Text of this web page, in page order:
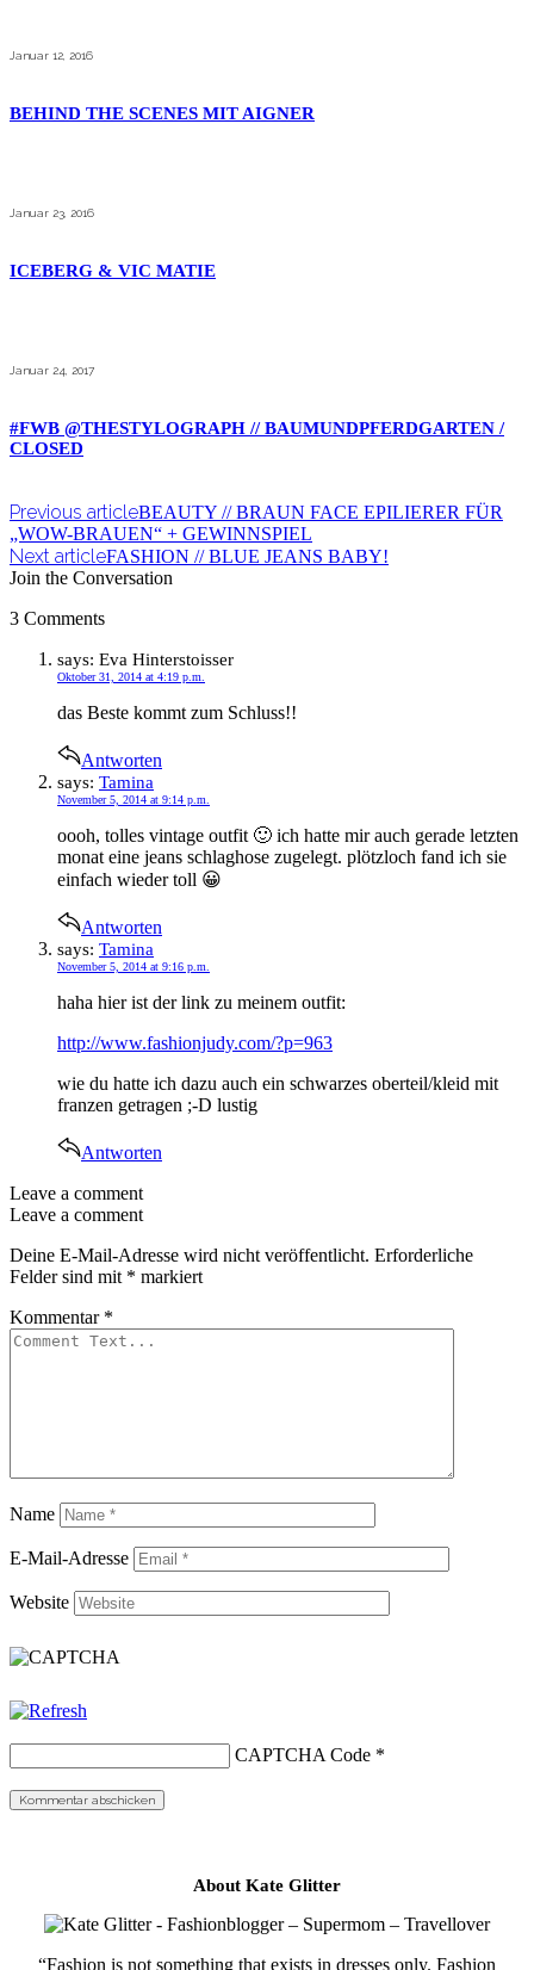
Januar 12, 2016
BEHIND THE SCENES MIT AIGNER
Januar 23, 2016
ICEBERG & VIC MATIE
Januar 24, 2017
#FWB @THESTYLOGRAPH // BAUMUNDPFERDGARTEN /
CLOSED
Previous articleBEAUTY // BRAUN FACE EPILIERER FÜR
„WOW-BRAUEN“ + GEWINNSPIEL
Next articleFASHION // BLUE JEANS BABY!
Join the Conversation
3 Comments
says: Eva Hinterstoisser
Oktober 31, 2014 at 4:19 p.m.
das Beste kommt zum Schluss!!
Antworten
says: Tamina
November 5, 2014 at 9:14 p.m.
oooh, tolles vintage outfit 🙂 ich hatte mir auch gerade letzten
monat eine jeans schlaghose zugelegt. plötzloch fand ich sie
einfach wieder toll 😀
Antworten
says: Tamina
November 5, 2014 at 9:16 p.m.
haha hier ist der link zu meinem outfit:
http://www.fashionjudy.com/?p=963
wie du hatte ich dazu auch ein schwarzes oberteil/kleid mit
franzen getragen ;-D lustig
Antworten
Leave a comment
Leave a comment
Deine E-Mail-Adresse wird nicht veröffentlicht. Erforderliche
Felder sind mit * markiert
Kommentar *
Name
E-Mail-Adresse
Website
CAPTCHA Code *
About Kate Glitter
“Fashion is not something that exists in dresses only. Fashion